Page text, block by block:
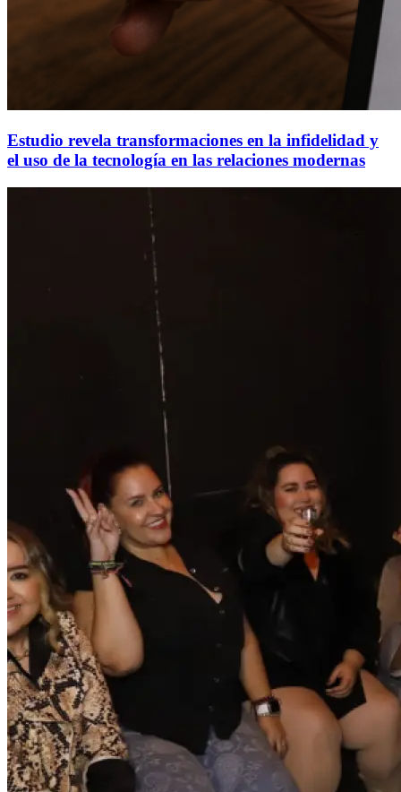
Estudio revela transformaciones en la infidelidad y
el uso de la tecnología en las relaciones modernas